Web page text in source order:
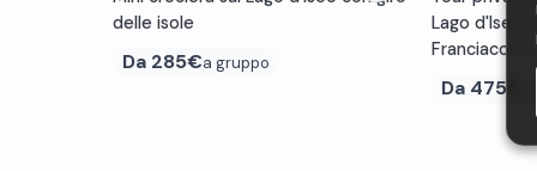
delle isole
Da 285€a gruppo
Lago d'Iseo
Franciacorta
Da 475€